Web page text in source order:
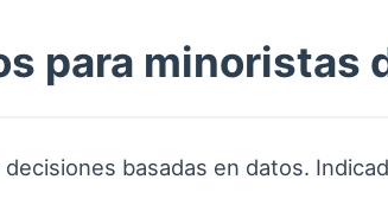
para minoristas
basadas en datos.